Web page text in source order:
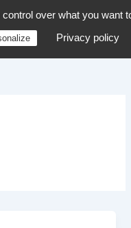
over what you want
Privacy policy